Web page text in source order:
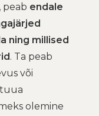
peab endale
ning millised
. Ta peab
või
olemine